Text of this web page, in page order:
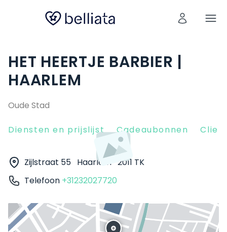
HET HEERTJE BARBIER |
HAARLEM
Oude Stad
Diensten en prijslijst Cadeaubonnen
Zijlstraat 55 Haarlem 2011 TK
Telefoon +31232027720